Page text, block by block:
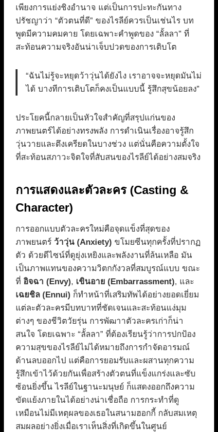
เพียงการแย่งชิงอำนาจ แต่เป็นการปะทะกันทาง
ปรัชญาว่า “ตัวตนที่ดี” ของไรลีย์ควรเป็นเช่นไร บท
พูดมีความคมคาย โดยเฉพาะคำพูดของ “ลั้ลลา” ที่
สะท้อนความจริงอันน่าเจ็บปวดของการเติบโต
“ฉันไม่รู้จะหยุดว้าวุ่นได้ยังไง เราอาจจะหยุดมันไม่
ได้ บางทีการเติบโตก็คงเป็นแบบนี้ รู้สึกสุขน้อยลง”
ประโยคนี้กลายเป็นหัวใจสำคัญที่สรุปแก่นของ
ภาพยนตร์ได้อย่างทรงพลัง การดำเนินเรื่องอาจรู้สึก
วุ่นวายและตึงเครียดในบางช่วง แต่นั่นคือความตั้งใจ
ที่สะท้อนสภาวะจิตใจที่สับสนของไรลีย์ได้อย่างสมจริง
การแสดงและตัวละคร (Casting &
Character)
การออกแบบตัวละครใหม่คือจุดแข็งที่สุดของ
ภาพยนตร์ ว้าวุ่น (Anxiety) ขโมยซีนทุกครั้งที่ปรากฏ
ตัว ด้วยดีไซน์ที่ดูยุ่งเหยิงและพลังงานที่ล้นเหลือ มัน
เป็นภาพแทนของความวิตกกังวลที่สมบูรณ์แบบ ขณะ
ที่ อิจฉา (Envy), เขินอาย (Embarrassment), และ
เฉยชิล (Ennui) ก็ทำหน้าที่เสริมทัพได้อย่างยอดเยี่ยม
แต่ละตัวละครมีบทบาทที่ชัดเจนและสะท้อนแง่มุม
ต่างๆ ของชีวิตวัยรุ่น การพัฒาาตัวละครเก่าก็น่า
สนใจ โดยเฉพาะ “ลั้ลลา” ที่ต้องเรียนรู้ว่าการปกป้อง
ความสุขของไรลีย์ไม่ได้หมายถึงการกำจัดอารมณ์
ด้านลบออกไป แต่คือการยอมรับและผสานทุกความ
รู้สึกเข้าไว้ด้วยกันเพื่อสร้างตัวตนที่แข็งแกร่งและซับ
ซ้อนยิ่งขึ้น ไรลีย์ในฐานะมนุษย์ ก็แสดงออกถึงความ
ขัดแย้งภายในได้อย่างน่าเชื่อถือ การกระทำที่ดู
เหมือนไม่มีเหตุผลของเธอในสนามฮอกกี้ กลับสมเหตุ
สมผลอย่างยิ่งเมื่อเราเห็นสิ่งที่เกิดขึ้นในศูนย์